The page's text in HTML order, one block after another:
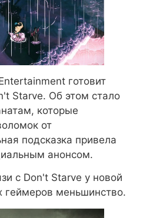
готовит
Starve. Об этом стало
которые
от
подсказка привела
анонсом.
с Don't Starve у новой
геймеров меньшинство.